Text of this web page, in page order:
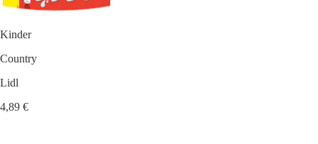
Kinder
Country
Lidl
4,89 €